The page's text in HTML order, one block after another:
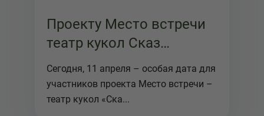
Проекту Место встречи
театр кукол Сказ
исполнился год!
Сегодня, 11 апреля – особая дата для
участников проекта Место встречи –
театр кукол «Ска...